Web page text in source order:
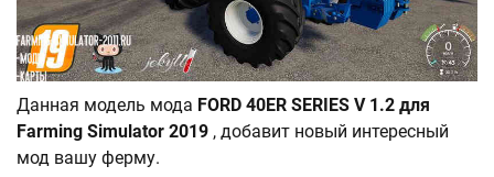
Данная модель мода FORD 40ER SERIES V 1.2 для
Farming Simulator 2019 , добавит новый интересный
мод вашу ферму.